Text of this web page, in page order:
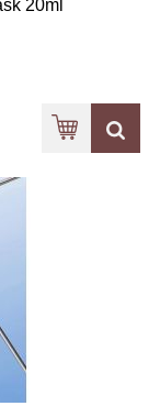
20ml